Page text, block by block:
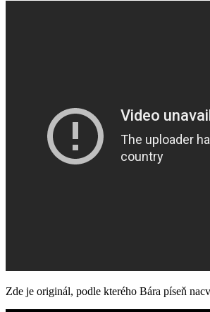
Zde je originál, podle kterého Bára píseň